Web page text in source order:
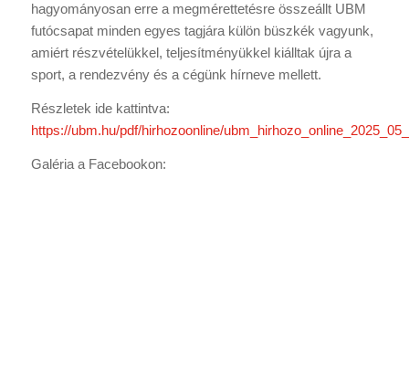
hagyományosan erre a megmérettetésre összeállt UBM
futócsapat minden egyes tagjára külön büszkék vagyunk,
amiért részvételükkel, teljesítményükkel kiálltak újra a
sport, a rendezvény és a cégünk hírneve mellett.
Részletek ide kattintva:
https://ubm.hu/pdf/hirhozoonline/
Galéria a Facebookon: